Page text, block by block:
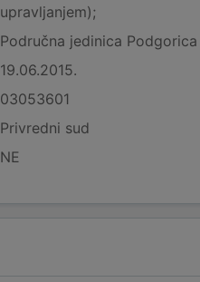
upravljanjem);
Područna jedinica Podgorica
19.06.2015.
03053601
Privredni sud
NE